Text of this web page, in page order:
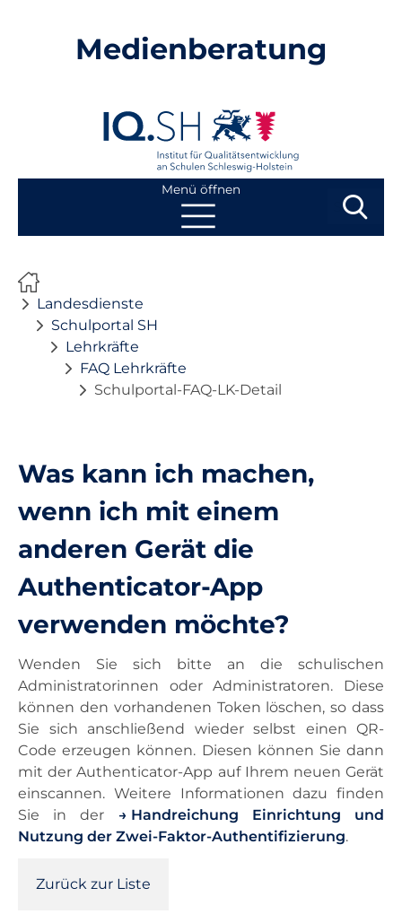
Medienberatung
Menü öffnen
Beratung
Fortbildung
Ausstattung
Landesdienste
Landesdienste
Schulportal SH
Lehrkräfte
FAQ Lehrkräfte
Schulportal-FAQ-LK-Detail
Was kann ich machen,
wenn ich mit einem
anderen Gerät die
Authenticator-App
verwenden möchte?
Wenden Sie sich bitte an die schulischen
Administratorinnen oder Administratoren. Diese
können den vorhandenen Token löschen, so dass
Sie sich anschließend wieder selbst einen QR-
Code erzeugen können. Diesen können Sie dann
mit der Authenticator-App auf Ihrem neuen Gerät
einscannen. Weitere Informationen dazu finden
Sie in der
Handreichung Einrichtung und
Nutzung der Zwei-Faktor-Authentifizierung.
Zurück zur Liste